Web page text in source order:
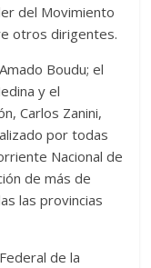
del Movimiento
otros dirigentes.
Boudu; el
y el
Carlos Zanini,
por todas
Nacional de
de más de
las provincias
de la